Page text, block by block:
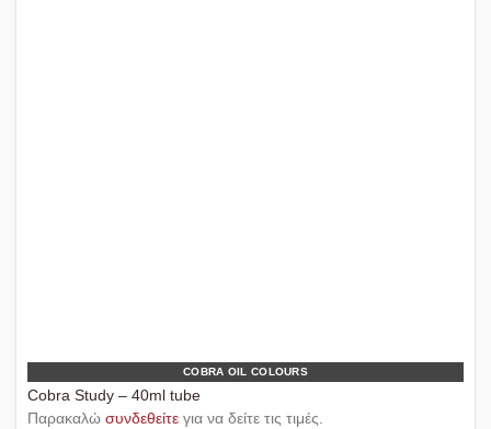
COBRA OIL COLOURS
Cobra Study – 40ml tube
Παρακαλώ συνδεθείτεγια να δείτε τις τιμές.